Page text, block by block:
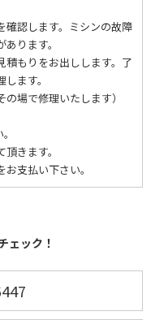
確認します。ミシンの故障
ります。
積もりをお出しします。了
ます。
の場で修理いたします）
きます。
支払い下さい。
ェック！